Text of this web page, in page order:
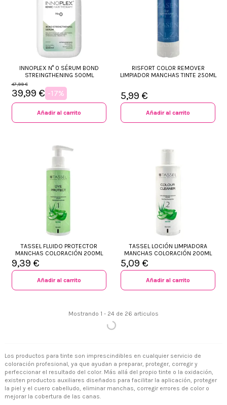
INNOPLEX N° 0 SÉRUM BOND
STREINGTHENING 500ML
47,99 €
39,99 € -17%
Añadir al carrito
RISFORT COLOR REMOVER
LIMPIADOR MANCHAS TINTE 250ML
5,99 €
Añadir al carrito
TASSEL FLUIDO PROTECTOR
MANCHAS COLORACIÓN 200ML
9,39 €
Añadir al carrito
TASSEL LOCIÓN LIMPIADORA
MANCHAS COLORACIÓN 200ML
5,09 €
Añadir al carrito
Mostrando 1 - 24 de 26 articulos
Los productos para tinte son imprescindibles en cualquier servicio de
coloración profesional, ya que ayudan a preparar, proteger, corregir y
perfeccionar el resultado del color. Más allá del propio tinte o la oxidación,
existen productos auxiliares diseñados para facilitar la aplicación, proteger
la piel y el cuero cabelludo, eliminar manchas, corregir errores de color o
mejorar la cobertura de las canas.
+34 968 06 63 44 L-V 10:00 - 14:00
+34 601 27 80 18
contacto@zaseni.com
Avenida de los Dolores 32, Murcia